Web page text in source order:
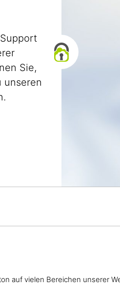
Sie,
unseren
auf vielen Bereichen unserer